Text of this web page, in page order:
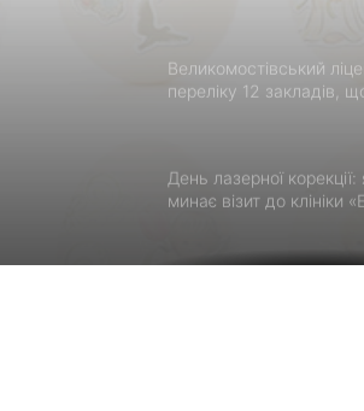
переліку 12 закладів,
держсубвенцію на
минає візит до клініки
порога до виходу
Чим відрізняються